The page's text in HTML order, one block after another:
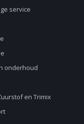
service
onderhoud
en Trimix